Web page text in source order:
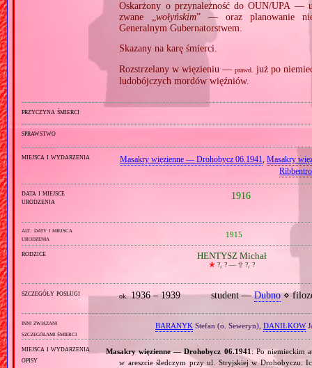
Oskarżony o przynależność do OUN/UPA —
zwane „wołyńskim” — oraz planowanie
Generalnym Gubernatorstwem.
Skazany na karę śmierci.
Rozstrzelany w więzieniu —prawd.
już po
ludobójczych mordów więźniów.
przyczyna śmierci
sprawstwo
miejsca i wydarzenia Masakry więzienne — Drohobycz 06.1941, Masakry
data i miejsce
urodzenia
1916
alt. daty i miejsca
urodzenia
1915
rodzice HENTYSZ Michał
🞲 ?, ? — 🕆?, ?
szczegóły posługi ok.1936 – 1939 student —Dubno⋄
inni związani
szczegółami śmierci
BARANYKStefan (o. Seweryn), DANIŁKOW
miejsca i wydarzenia
opisy
Masakry więzienne — Drohobycz 06.1941: Po niemieckim
w areszcie śledczym przy ul. Stryjskiej w Drohobyczu.